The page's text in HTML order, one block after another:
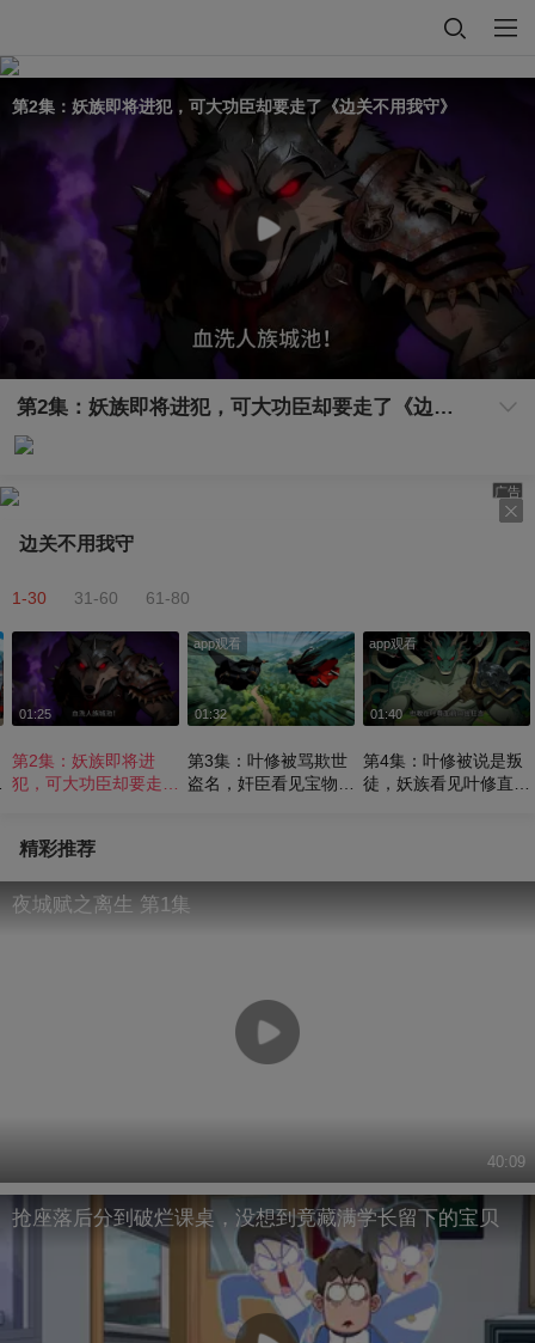
第2集：妖族即将进犯，可大功臣却要走了《边关不用我守》
第2集：妖族即将进犯，可大功臣却要走了《边关不用我守》
广告
边关不用我守
1-30 31-60 61-80
01:25
第2集：妖族即将进
犯，可大功臣却要走了
app观看
01:32
第3集：叶修被骂欺世
盗名，奸臣看见宝物挪
app观看
01:40
第4集：叶修被说是叛
徒，妖族看见叶修直接
精彩推荐
夜城赋之离生 第1集
40:09
抢座落后分到破烂课桌，没想到竟藏满学长留下的宝贝